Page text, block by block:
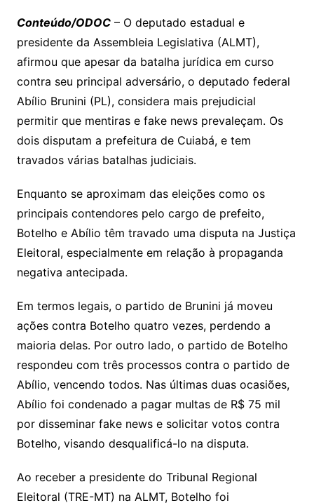
y
Li
n
k
s
A
p
p
gr
a
m
e
dI
n
l
Cl
a
s
s
s
a
g
e
lo
o
k.
c
o
m
y
p
e
h
o
o
M
ai
l
e
a
d
s
ai
l
ar
e
Conteúdo/ODOC – O deputado estadual e
presidente da Assembleia Legislativa (ALMT),
afirmou que apesar da batalha jurídica em curso
contra seu principal adversário, o deputado federal
Abílio Brunini (PL), considera mais prejudicial
permitir que mentiras e fake news prevaleçam. Os
dois disputam a prefeitura de Cuiabá, e tem
travados várias batalhas judiciais.
Enquanto se aproximam das eleições como os
principais contendores pelo cargo de prefeito,
Botelho e Abílio têm travado uma disputa na Justiça
Eleitoral, especialmente em relação à propaganda
negativa antecipada.
Em termos legais, o partido de Brunini já moveu
ações contra Botelho quatro vezes, perdendo a
maioria delas. Por outro lado, o partido de Botelho
respondeu com três processos contra o partido de
Abílio, vencendo todos. Nas últimas duas ocasiões,
Abílio foi condenado a pagar multas de R$ 75 mil
por disseminar fake news e solicitar votos contra
Botelho, visando desqualificá-lo na disputa.
Ao receber a presidente do Tribunal Regional
Eleitoral (TRE-MT) na ALMT, Botelho foi